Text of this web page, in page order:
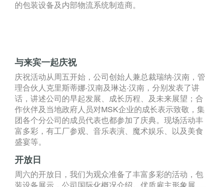
的包装设备及内部物流系统制造商。
与来宾一起庆祝
庆祝活动从周五开始，公司创始人兼总裁瑞纳·汉南，管
理合伙人克里斯蒂娜·汉南及琳达·汉南，分别发表了讲
话，讲述公司的早起发展、成长历程、及未来展望；合
作伙伴及当地政府人员对MSK企业的成长表示致敬，集
团各个分公司的成员代表也都参加了庆典。现场活动丰
富多彩，有工厂参观、音乐表演、魔术娱乐、以及美食
盛宴等。
开放日
周六的开放日，我们为观众准备了丰富多彩的活动，包